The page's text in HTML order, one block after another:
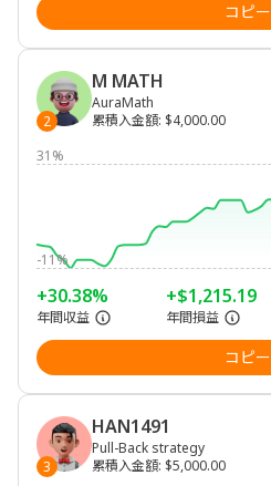
コピー
2
M MATH
AuraMath
累積入金額: $4,000.00
31%
-11%
+30.38%
年間収益
+$1,215.19
年間損益
コピー
3
HAN1491
Pull-Back strategy
累積入金額: $5,000.00